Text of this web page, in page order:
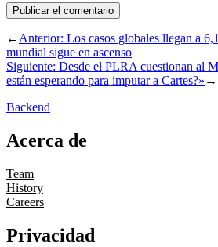
←Anterior: Los casos globales llegan a
mundial sigue en ascenso
Siguiente: Desde el PLRA cuestionan al
están esperando para imputar a Cartes?» →
Backend
Acerca de
Team
History
Careers
Privacidad